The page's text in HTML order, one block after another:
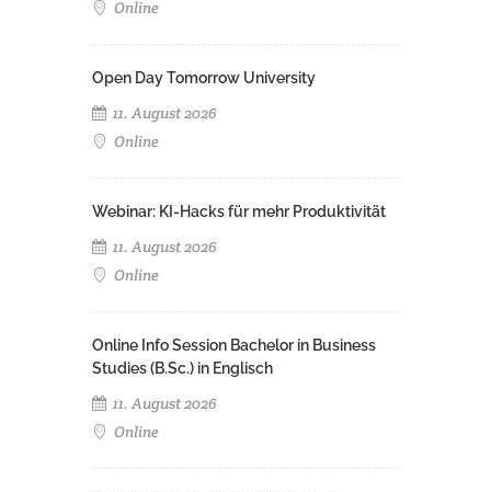
Online
Open Day Tomorrow University
11. August 2026
Online
Webinar: KI-Hacks für mehr Produktivität
11. August 2026
Online
Online Info Session Bachelor in Business
Studies (B.Sc.) in Englisch
11. August 2026
Online